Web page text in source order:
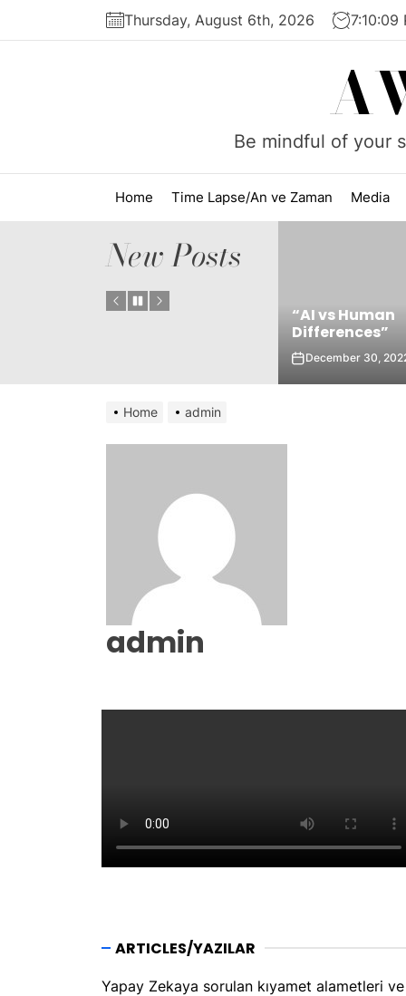
Thursday, August 6th, 2026 7:10:09
Be mindful of your
Home Time Lapse/An ve Zaman Media
New Posts
“AI vs Human
Fizik-
November 2,
Home admin
admin
ARTICLES/YAZILAR
Yapay Zekaya sorulan kıyamet alametleri ve